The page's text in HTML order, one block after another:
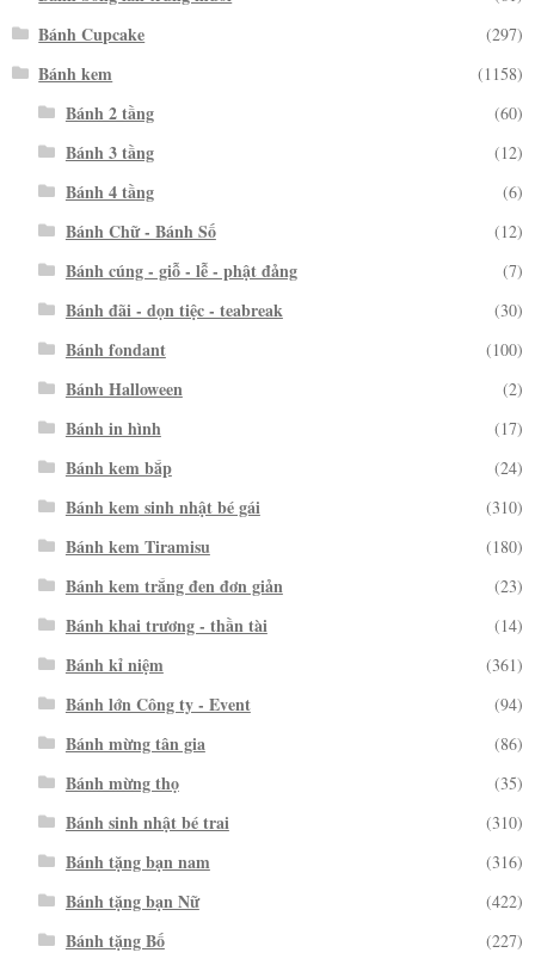
Bánh Cupcake (297)
Bánh kem (1158)
Bánh 2 tầng (60)
Bánh 3 tầng (12)
Bánh 4 tầng (6)
Bánh Chữ - Bánh Số (12)
Bánh cúng - giỗ - lễ - phật đảng (7)
Bánh đãi - dọn tiệc - teabreak (30)
Bánh fondant (100)
Bánh Halloween (2)
Bánh in hình (17)
Bánh kem bắp (24)
Bánh kem sinh nhật bé gái (310)
Bánh kem Tiramisu (180)
Bánh kem trắng đen đơn giản (23)
Bánh khai trương - thần tài (14)
Bánh kỉ niệm (361)
Bánh lớn Công ty - Event (94)
Bánh mừng tân gia (86)
Bánh mừng thọ (35)
Bánh sinh nhật bé trai (310)
Bánh tặng bạn nam (316)
Bánh tặng bạn Nữ (422)
Bánh tặng Bố (227)